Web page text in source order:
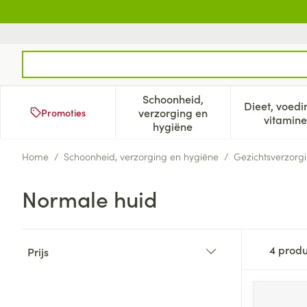
Promoties
Schoonheid,
verzorging en
hygiëne
Toon submenu voor
Dieet,
Home / Schoonheid, verzorging en hygiëne /
Normale huid
Prijs
4